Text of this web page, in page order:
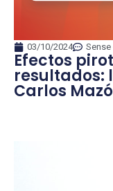
03/10/2024
Efectos
resultados:
Carlos